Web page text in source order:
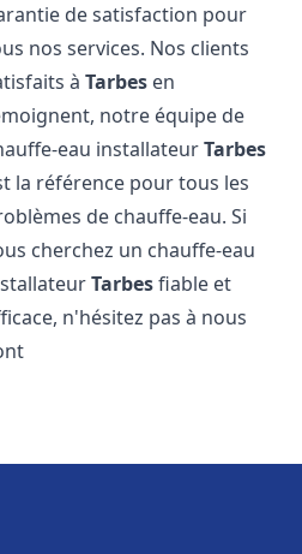
de satisfaction pour
nos services. Nos clients
àTarbes en
notre équipe de
eau installateurTarbes
la référence pour tous les
de chauffe-eau. Si
cherchez un chauffe-eau
Tarbesfiable et
n'hésitez pas à nous